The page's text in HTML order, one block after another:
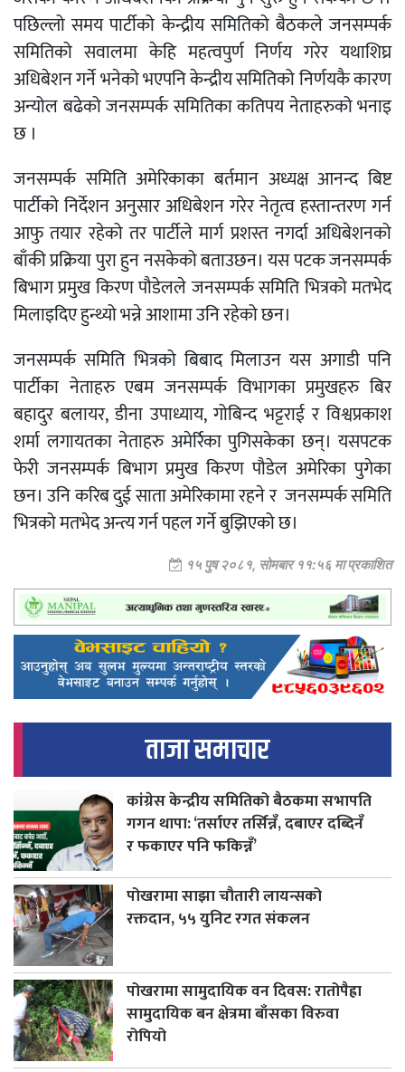
पछिल्लो समय पार्टीको केन्द्रीय समितिको बैठकले जनसम्पर्क
समितिको सवालमा केहि महत्वपुर्ण निर्णय गरेर यथाशिघ्र
अधिबेशन गर्ने भनेको भएपनि केन्द्रीय समितिको निर्णयकै कारण
अन्योल बढेको जनसम्पर्क समितिका कतिपय नेताहरुको भनाइ
छ ।
जनसम्पर्क समिति अमेरिकाका बर्तमान अध्यक्ष आनन्द बिष्ट
पार्टीको निर्देशन अनुसार अधिबेशन गरेर नेतृत्व हस्तान्तरण गर्न
आफु तयार रहेको तर पार्टीले मार्ग प्रशस्त नगर्दा अधिबेशनको
बाँकी प्रक्रिया पुरा हुन नसकेको बताउछन। यस पटक जनसम्पर्क
बिभाग प्रमुख किरण पौडेलले जनसम्पर्क समिति भित्रको मतभेद
मिलाइदिए हुन्थ्यो भन्ने आशामा उनि रहेको छन।
जनसम्पर्क समिति भित्रको बिबाद मिलाउन यस अगाडी पनि
पार्टीका नेताहरु एबम जनसम्पर्क विभागका प्रमुखहरु बिर
बहादुर बलायर, डीना उपाध्याय, गोबिन्द भट्टराई र विश्वप्रकाश
शर्मा लगायतका नेताहरु अमेर्रिका पुगिसकेका छन्। यसपटक
फेरी जनसम्पर्क बिभाग प्रमुख किरण पौडेल अमेरिका पुगेका
छन। उनि करिब दुई साता अमेरिकामा रहने र जनसम्पर्क समिति
भित्रको मतभेद अन्त्य गर्न पहल गर्ने बुझिएको छ।
१५ पुष २०८१, सोमबार ११:५६ मा प्रकाशित
ताजा समाचार
कांग्रेस केन्द्रीय समितिको बैठकमा सभापति
गगन थापा: ‘तर्साएर तर्सिन्नँ, दबाएर दब्दिनँ
र फकाएर पनि फकिन्नँ’
पोखरामा साझा चौतारी लायन्सको
रक्तदान, ५५ युनिट रगत संकलन
पोखरामा सामुदायिक वन दिवस: रातोपैह्रा
सामुदायिक बन क्षेत्रमा बाँसका विरुवा
रोपियो